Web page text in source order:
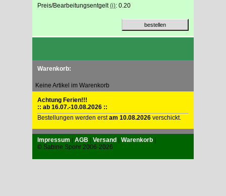
Preis/Bearbeitungsentgelt(i): 0.20
Warenkorb:
Keine Artikel im Warenkorb
Achtung Ferien!!!
:: ab 16.07.-10.08.2026 ::
Bestellungen werden erstam 10.08.2026 verschickt.
Impressum | AGB | Versand | Warenkorb |
© Sabine Spohr 2006-2026